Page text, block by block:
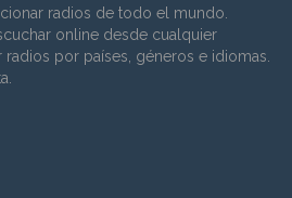
radios de todo el mundo.
online desde cualquier
por países, géneros e idiomas.